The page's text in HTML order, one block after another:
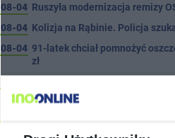
08-04 Ruszyła modernizacja remizy
08-04 Kolizja na Rąbinie. Policja
08-04 91-latek chciał pomnożyć
zł
hołd dla Jana Kasprowicza
08-04 Dlaczego sauny, a nie boiska